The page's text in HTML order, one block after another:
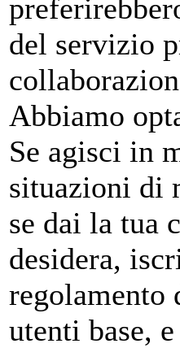
del servizio
Abbiamo
Se agisci in
situazioni di
se dai la tua
desidera,
utenti base,